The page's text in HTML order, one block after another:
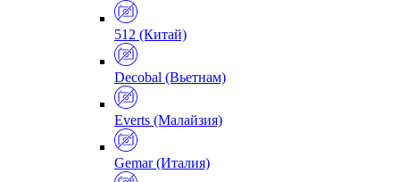
512 (Китай)
Decobal (Вьетнам)
Everts (Малайзия)
Gemar (Италия)